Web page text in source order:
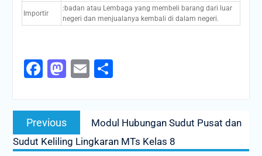
Importir
:badan atau Lembaga yang membeli barang dari luar
negeri dan menjualanya kembali di dalam negeri.
Facebook
Mastodon
EmailShare
Navigasi
posPrevious
Previous
post:
Modul Hubungan Sudut Pusat dan
Sudut Keliling Lingkaran MTs Kelas 8